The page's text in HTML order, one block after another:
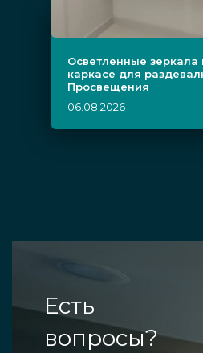
Осветленные зеркала
каркасе для
Просвещения
06.08.2026
Есть
вопросы?